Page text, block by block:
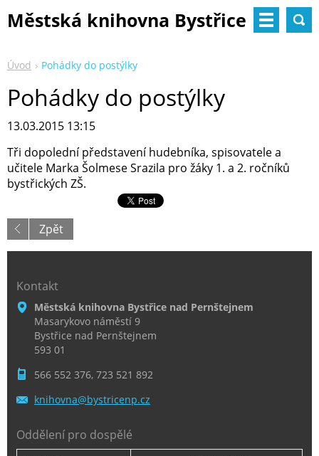
Městská knihovna Bystřice
Úvod Pohádky do postýlky
Pohádky do postýlky
13.03.2015 13:15
Tři dopolední představení hudebníka, spisovatele a
učitele Marka Šolmese Srazila pro žáky 1. a 2. ročníků
bystřických ZŠ.
Zpět
Kontakt
Městská knihovna Bystřice nad Pernštejnem
Masarykovo náměstí 9
Bystřice nad Pernštejnem
593 01
566 552 376, 723 521 892
knihovna@bystricenp.cz
Oddělení pro dospělé